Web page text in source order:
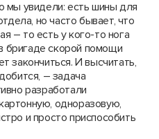
мы увидели: есть шины для
но часто бывает, что
– то есть у кого-то нога
бригаде скорой помощи
закончиться. И высчитать,
– задача
разработали
одноразовую,
и просто приспособить